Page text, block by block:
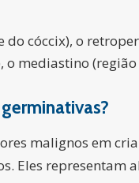
do cóccix), o
mediastino
malignos em
Eles